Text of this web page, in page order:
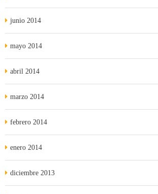
junio 2014
mayo 2014
abril 2014
marzo 2014
febrero 2014
enero 2014
diciembre 2013